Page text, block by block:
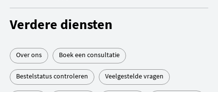
Verdere diensten
Over ons Boek een consultatie
Bestelstatus controleren Veelgestelde vragen